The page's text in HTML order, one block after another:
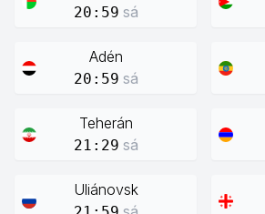
20:59 sá
Adén
20:59 sá
Teherán
21:29 sá
Uliánovsk